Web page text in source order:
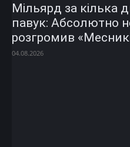
Мільярд за кілька
павук: Абсолютно
розгромив
04.08.2026